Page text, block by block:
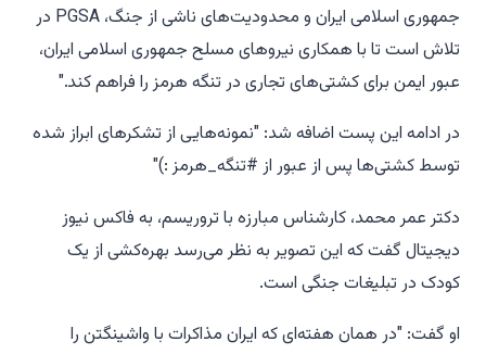
جمهوری اسلامی ایران و محدودیت‌های ناشی از جنگ، PGSA در
تلاش است تا با همکاری نیروهای مسلح جمهوری اسلامی ایران،
عبور ایمن برای کشتی‌های تجاری در تنگه هرمز را فراهم کند."
در ادامه این پست اضافه شد: "نمونه‌هایی از تشکرهای ابراز شده
توسط کشتی‌ها پس از عبور از #تنگه_هرمز :)"
دکتر عمر محمد، کارشناس مبارزه با تروریسم، به فاکس نیوز
دیجیتال گفت که این تصویر به نظر می‌رسد بهره‌کشی از یک
کودک در تبلیغات جنگی است.
او گفت: "در همان هفته‌ای که ایران مذاکرات با واشینگتن را